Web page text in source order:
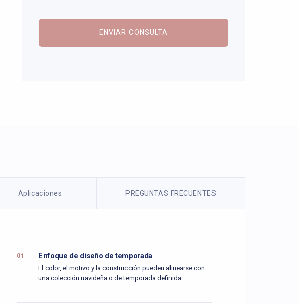
ENVIAR CONSULTA
Aplicaciones PREGUNTAS FRECUENTES
01 Enfoque de diseño de temporada
El color, el motivo y la construcción pueden alinearse con
una colección navideña o de temporada definida.